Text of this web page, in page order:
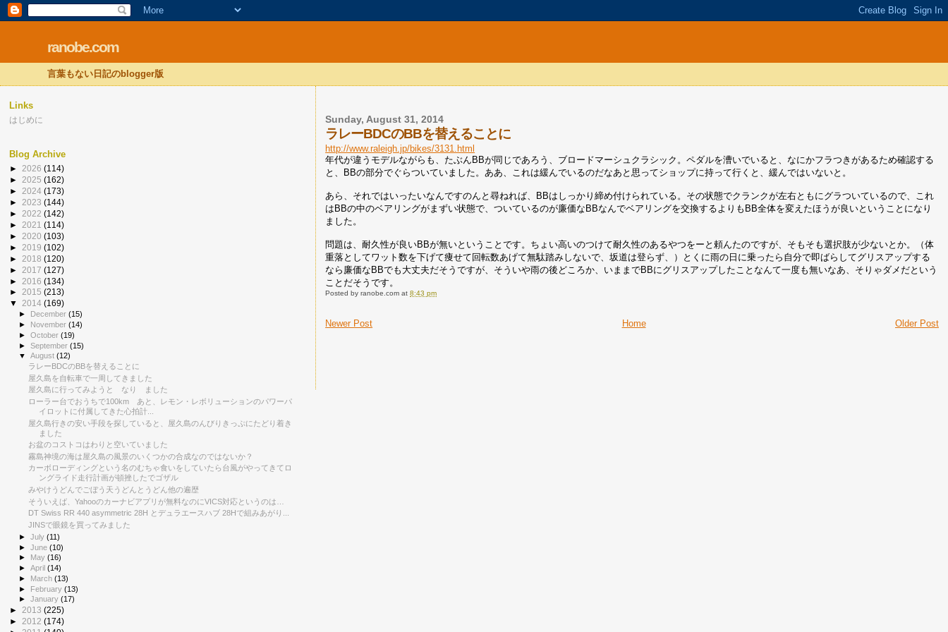
ranobe.com
言葉もない日記のblogger版
Sunday, August 31, 2014
ラレーBDCのBBを替えることに
http://www.raleigh.jp/bikes/3131.html
年代が違うモデルながらも、たぶんBBが同じであろう、ブロードマーシュクラシック。ペダルを漕いでいると、なにかフラつきがあるため確認する
と、BBの部分でぐらついていました。ああ、これは緩んでいるのだなあと思ってショップに持って行くと、緩んではいないと。
あら、それではいったいなんですのんと尋ねれば、BBはしっかり締め付けられている。その状態でクランクが左右ともにグラついているので、これ
はBBの中のベアリングがまずい状態で、ついているのが廉価なBBなんでベアリングを交換するよりもBB全体を変えたほうが良いということになり
ました。
問題は、耐久性が良いBBが無いということです。ちょい高いのつけて耐久性のあるやつをーと頼んたのですが、そもそも選択肢が少ないとか。（体
重落としてワット数を下げて痩せて回転数あげて無駄踏みしないで、坂道は登らず、）とくに雨の日に乗ったら自分で即ばらしてグリスアップする
なら廉価なBBでも大丈夫だそうですが、そういや雨の後どころか、いままでBBにグリスアップしたことなんて一度も無いなあ、そりゃダメだという
ことだそうです。
Posted byranobe.com at8:43 pm
Newer Post Older Post
Home
Links
はじめに
Blog Archive
► 2026 (114)
► 2025 (162)
► 2024 (173)
► 2023 (144)
► 2022 (142)
► 2021 (114)
► 2020 (103)
► 2019 (102)
► 2018 (120)
► 2017 (127)
► 2016 (134)
► 2015 (213)
▼ 2014 (169)
► December(15)
► November(14)
►October(19)
►September(15)
▼August(12)
ラレーBDCのBBを替えることに
屋久島を自転車で一周してきました
屋久島に行ってみようと なり ました
ローラー台でおうちで100km あと、レモン・レボリューションのパワーパ
イロットに付属してきた心拍計...
屋久島行きの安い手段を探していると、屋久島のんびりきっぷにたどり着き
ました
お盆のコストコはわりと空いていました
霧島神境の海は屋久島の風景のいくつかの合成なのではないか？
カーボローディングという名のむちゃ食いをしていたら台風がやってきてロ
ングライド走行計画が頓挫したでゴザル
みやけうどんでごぼう天うどんとうどん他の遍歴
そういえば、Yahooのカーナビアプリが無料なのにVICS対応というのは…
DT Swiss RR 440 asymmetric 28H とデュラエースハブ 28Hで組みあがり...
JINSで眼鏡を買ってみました
►July(11)
►June(10)
►
May(16)
►April(14)
► March(13)
► February(13)
►January(17)
► 2013 (225)
► 2012 (174)